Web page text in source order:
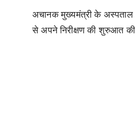
अचानक मुख्यमंत्री के
से अपने निरीक्षण की शुरुआत